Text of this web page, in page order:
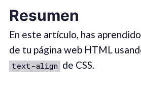
Resumen
En este artículo, has
de tu página web HTML
text-align de CSS.